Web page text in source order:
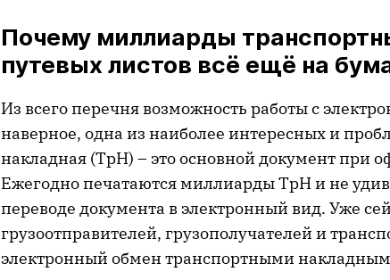
Почему миллиарды
путевых листов всё ещё на
Из всего перечня возможность работы с
наверное, одна из наиболее интересных и
накладная (ТрН) – это основной документ при
Ежегодно печатаются миллиарды ТрН и не
переводе документа в электронный вид. Уже
грузоотправителей, грузополучателей и
электронный обмен транспортными